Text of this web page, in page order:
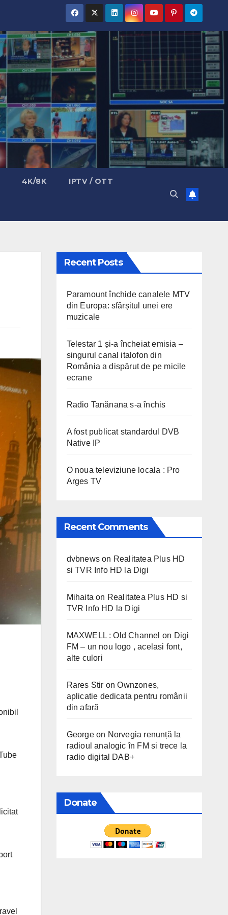
4K/8K IPTV / OTT
Recent Posts
Paramount închide canalele MTV
din Europa: sfârșitul unei ere
muzicale
Telestar 1 și-a încheiat emisia –
singurul canal italofon din
România a dispărut de pe micile
ecrane
Radio Tanănana s-a închis
A fost publicat standardul DVB
Native IP
O noua televiziune locala : Pro
Arges TV
Recent Comments
dvbnewson Realitatea Plus HD
si TVR Info HD la Digi
Mihaita on Realitatea Plus HD si
TVR Info HD la Digi
MAXWELL : Old Channel on Digi
FM – un nou logo , acelasi font,
alte culori
Rares Stir onOwnzones,
aplicatie dedicata pentru românii
din afară
Georgeon Norvegia renunță la
radioul analogic în FM si trece la
radio digital DAB+
Donate